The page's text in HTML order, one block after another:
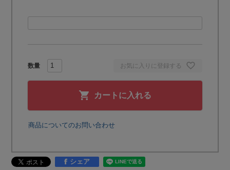
お気に入りに登録する
カートに入れる
商品についてのお問い合わせ
シェア